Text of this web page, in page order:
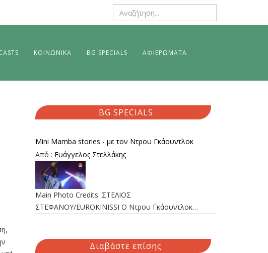
ΚΟΙΝΩΝΙΚΑ BG SPECIALS ΑΦΙΕΡΩΜΑΤΑ
BG SPECIALS
Mini Mamba stories - με τον Ντρου Γκάουντλοκ
Από : Ευάγγελος Στελλάκης
Main Photo Credits: ΣΤΕΛΙΟΣ
ΣΤΕΦΑΝΟΥ/EUROKINISSI Ο Ντρου Γκάουντλοκ…
Διαβάστε επίσης